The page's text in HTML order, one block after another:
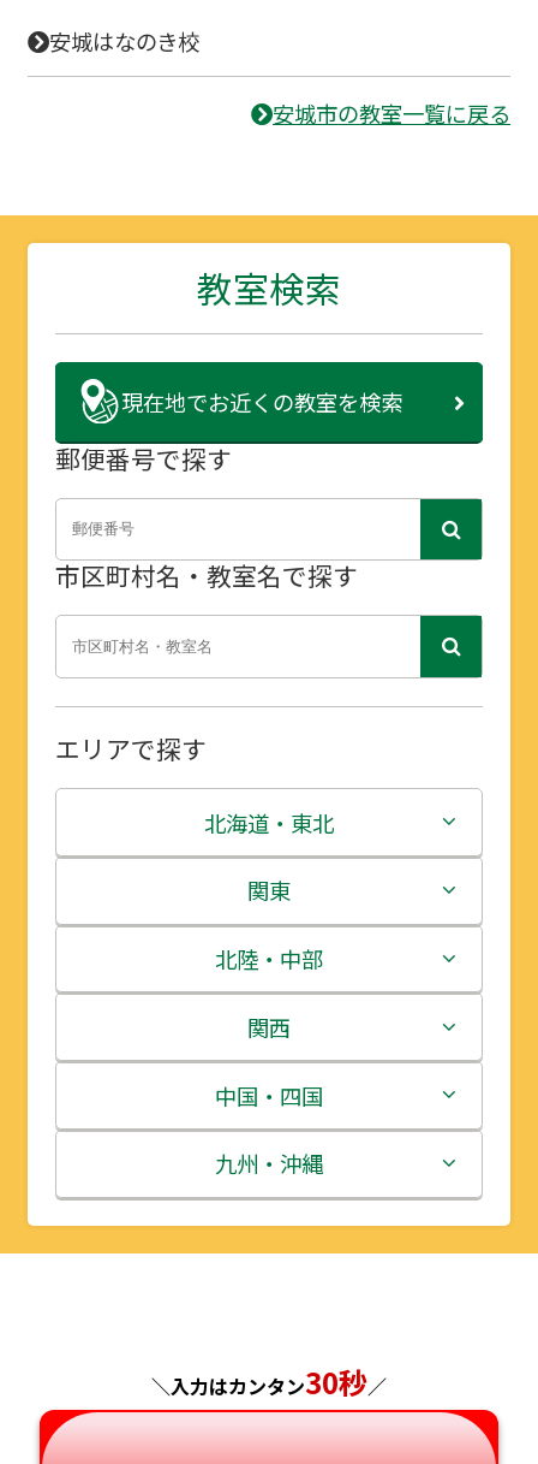
安城はなのき校
安城市の教室一覧に戻る
教室検索
現在地でお近くの教室を検索
郵便番号で探す
市区町村名・教室名で探す
エリアで探す
北海道・東北
北海道
青森県
岩手県
宮城県
秋田県
山形県
関東
茨城県
栃木県
群馬県
埼玉県
千葉県
北陸・中部
新潟県
富山県
石川県
福井県
関西
三重県
滋賀県
京都府
中国・四国
鳥取県
島根県
九州・沖縄
福岡県
＼入力はカンタン30秒／